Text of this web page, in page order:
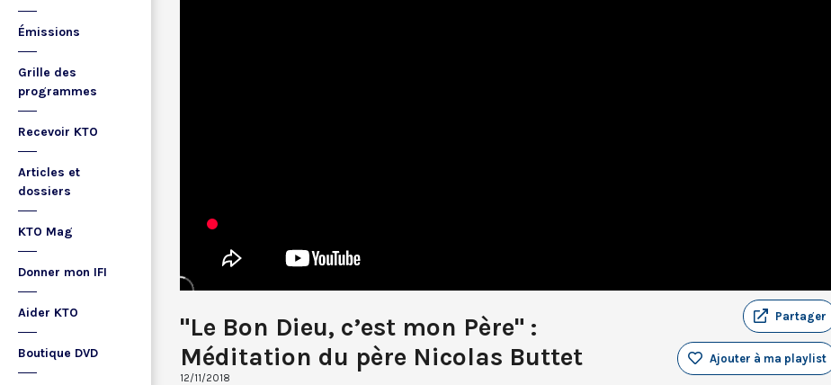
Émissions
Grille des
programmes
Recevoir KTO
Articles et
dossiers
KTO Mag
Donner mon IFI
Aider KTO
Boutique DVD
"Le Bon Dieu, c’est mon Père" :
Méditation du père Nicolas Buttet
12/11/2018
Partager
Ajouter à ma playlist